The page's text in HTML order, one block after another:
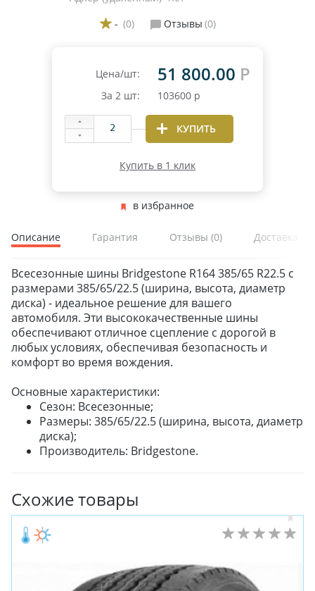
- (0) Отзывы (0)
Цена/шт: 51 800.00 Р
За 2 шт: 103600 р
КУПИТЬ
Купить в 1 клик
в избранное
Описание Гарантия Отзывы (0) Доставка и
Всесезонные шины Bridgestone R164 385/65 R22.5 с
размерами 385/65/22.5 (ширина, высота, диаметр
диска) - идеальное решение для вашего
автомобиля. Эти высококачественные шины
обеспечивают отличное сцепление с дорогой в
любых условиях, обеспечивая безопасность и
комфорт во время вождения.
Основные характеристики:
Сезон: Всесезонные;
Размеры: 385/65/22.5 (ширина, высота, диаметр
диска);
Производитель: Bridgestone.
Схожие товары